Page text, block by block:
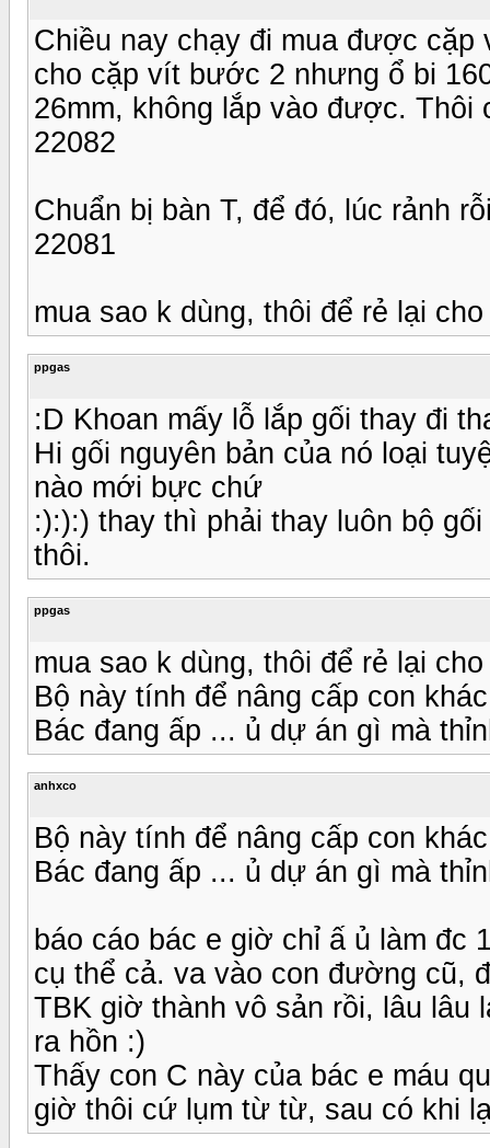
Chiều nay chạy đi mua được
cho cặp vít bước 2 nhưng ổ bi
26mm, không lắp vào được.
22082
Chuẩn bị bàn T, để đó, lúc rảnh
22081
mua sao k dùng, thôi để rẻ lại
ppgas
:D Khoan mấy lỗ lắp gối thay đi
Hi gối nguyên bản của nó loại
nào mới bực chứ
:):):) thay thì phải thay luôn bộ
thôi.
ppgas
mua sao k dùng, thôi để rẻ lại
Bộ này tính để nâng cấp con
Bác đang ấp ... ủ dự án gì mà
anhxco
Bộ này tính để nâng cấp con
Bác đang ấp ... ủ dự án gì mà
báo cáo bác e giờ chỉ ấ ủ làm đc
cụ thể cả. va vào con đường cũ,
TBK giờ thành vô sản rồi, lâu lâu
ra hồn :)
Thấy con C này của bác e máu
giờ thôi cứ lụm từ từ, sau có khi